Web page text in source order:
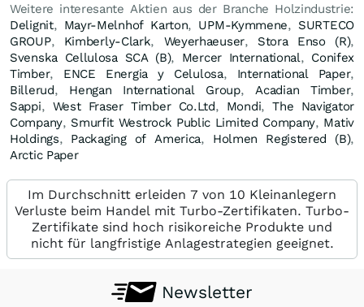
Weitere interesante Aktien aus der Branche Holzindustrie:
Delignit, Mayr-Melnhof Karton, UPM-Kymmene, SURTECO
GROUP, Kimberly-Clark, Weyerhaeuser, Stora Enso (R),
Svenska Cellulosa SCA (B), Mercer International, Conifex
Timber, ENCE Energia y Celulosa, International Paper,
Billerud, Hengan International Group,Acadian Timber,
Sappi, West Fraser Timber Co.Ltd, Mondi,The Navigator
Company, Smurfit Westrock Public Limited Company, Mativ
Holdings, Packaging of America, Holmen Registered (B),
Arctic Paper
Im Durchschnitt erleiden 7 von 10 Kleinanlegern
Verluste beim Handel mit Turbo-Zertifikaten. Turbo-
Zertifikate sind hoch risikoreiche Produkte und
nicht für langfristige Anlagestrategien geeignet.
Newsletter